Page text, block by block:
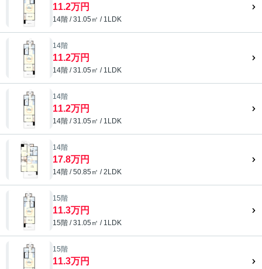
11.2万円
14階 / 31.05㎡ / 1LDK
14階
11.2万円
14階 / 31.05㎡ / 1LDK
14階
11.2万円
14階 / 31.05㎡ / 1LDK
14階
17.8万円
14階 / 50.85㎡ / 2LDK
15階
11.3万円
15階 / 31.05㎡ / 1LDK
15階
11.3万円